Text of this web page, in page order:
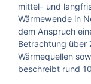
mittel- und
Wärmewende in
dem Anspruch
Betrachtung über
Wärmequellen
beschreibt rund